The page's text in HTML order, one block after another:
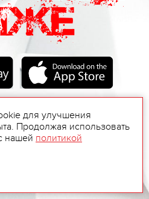
для улучшения
Продолжая использовать
нашей политикой